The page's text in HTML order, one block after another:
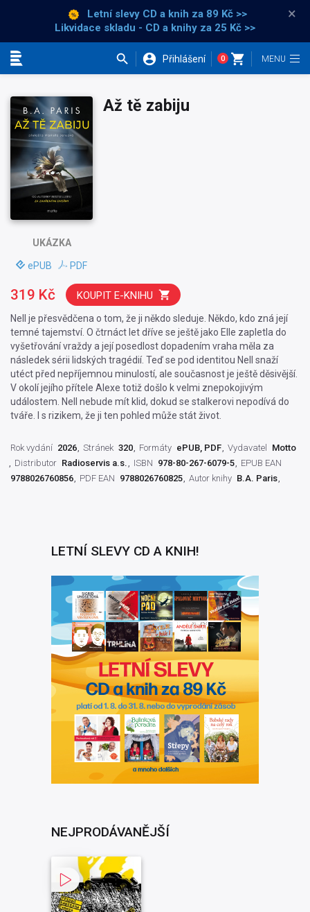
Letní slevy CD a knih za 89 Kč >>
Likvidace skladu - CD a knihy za 25 Kč >>
×
Přihlášení 0
UKÁZKA
ePUB PDF
Až tě zabiju
Nell je přesvědčena o tom, že ji někdo sleduje. Někdo, kdo zná její
temné tajemství. O čtrnáct let dříve se ještě jako Elle zapletla do
vyšetřování vraždy a její posedlost dopadením vraha měla za
následek sérii lidských tragédií. Teď se pod identitou Nell snaží
utéct před nepříjemnou minulostí, ale současnost je ještě děsivější.
V okolí jejího přítele Alexe totiž došlo k velmi znepokojivým
událostem. Nell nebude mít klid, dokud se stalkerovi nepodívá do
tváře. I s rizikem, že ji ten pohled může stát život.
319 Kč KOUPIT E-KNIHU
Rok vydání 2026 Stránek 320 Formáty ePUB, PDF Vydavatel
Motto
Distributor Radioservis a.s. ISBN 978-80-267-6079-5
EPUB EAN
9788026760856
PDF EAN 9788026760825 Autor knihy B.A. Paris
LETNÍ SLEVY CD A KNIH!
NEJPRODÁVANĚJŠÍ